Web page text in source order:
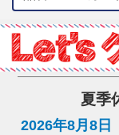
ー
ワ
ー
ド
夏季
2026年8月8日